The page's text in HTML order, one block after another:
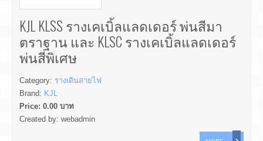
KJL KLSS รางเคเบิ้ลแลดเดอร์ พ่นสีมา
ตราฐาน และ KLSC รางเคเบิ้ลแลดเดอร์
พ่นสีพิเศษ
Category: รางเดินสายไฟ
Brand: KJL
Price: 0.00 บาท
Created by: webadmin